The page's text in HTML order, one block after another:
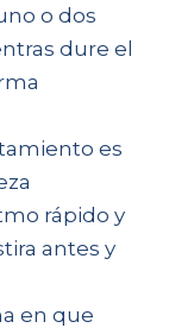
o dos
dure el
es
rápido y
antes y
en que